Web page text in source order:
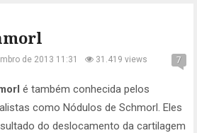
de 2013 11:31 31.419 views 7
é também conhecida pelos
como Nódulos de Schmorl. Eles
do deslocamento da cartilagem